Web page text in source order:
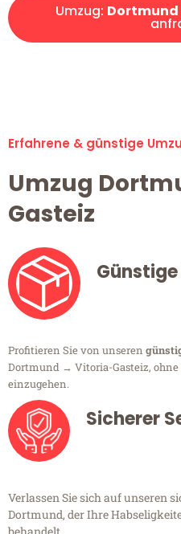
Umzug:
Erfahrene & günstige
Umzug
Gasteiz
Profitieren Sie von unseren
Dortmund → Vitoria-Gasteiz,
einzugehen.
Sicherer
Verlassen Sie sich auf unseren
Dortmund, der Ihre